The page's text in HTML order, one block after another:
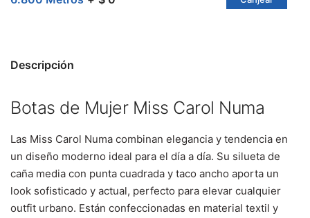
Descripción
Botas de Mujer Miss Carol Numa
Las Miss Carol Numa combinan elegancia y tendencia en
un diseño moderno ideal para el día a día. Su silueta de
caña media con punta cuadrada y taco ancho aporta un
look sofisticado y actual, perfecto para elevar cualquier
outfit urbano. Están confeccionadas en material textil y